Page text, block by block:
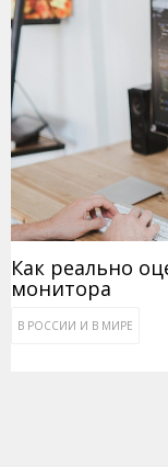
Как реально
монитора
В РОССИИ И В МИРЕ